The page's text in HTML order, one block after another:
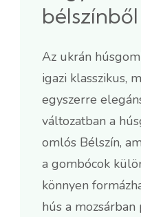
bélszínből
Az ukrán
igazi klasszikus,
egyszerre
változatban a
omlós Bélszín,
a gombócok
könnyen
hús a